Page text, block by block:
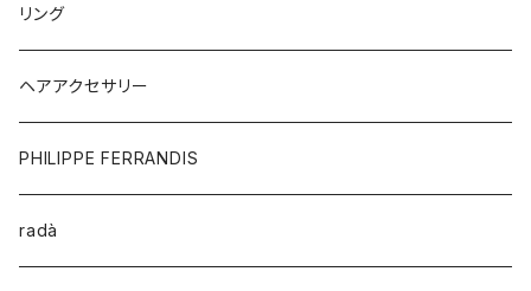
リング
ヘアアクセサリー
PHILIPPE FERRANDIS
radà